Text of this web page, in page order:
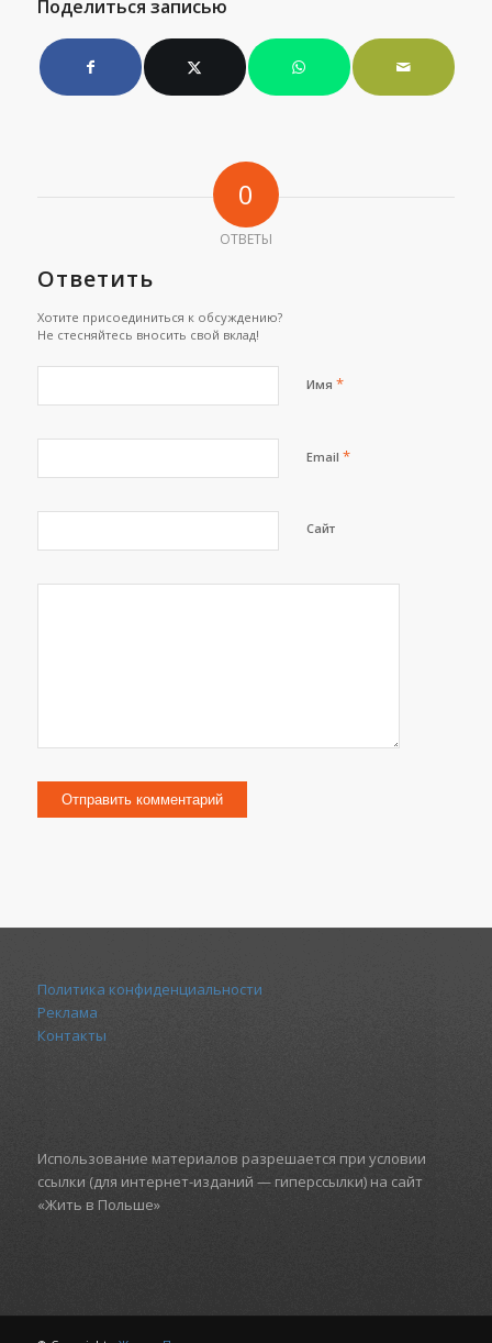
Поделиться записью
0
ОТВЕТЫ
Ответить
Хотите присоединиться к обсуждению?
Не стесняйтесь вносить свой вклад!
Имя *
Email *
Сайт
Политика конфиденциальности
Реклама
Контакты
Использование материалов разрешается при условии
ссылки (для интернет-изданий — гиперссылки) на сайт
«Жить в Польше»